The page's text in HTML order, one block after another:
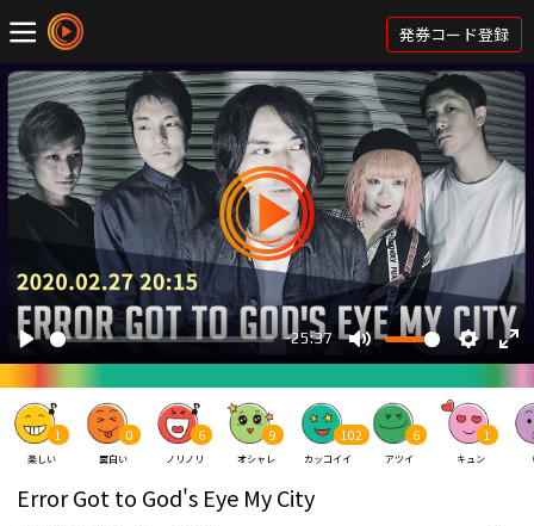
発券コード登録
1
楽しい
0
面白い
6
ノリノリ
9
オシャレ
102
カッコイイ
6
アツイ
1
キュン
Error Got to God's Eye My City